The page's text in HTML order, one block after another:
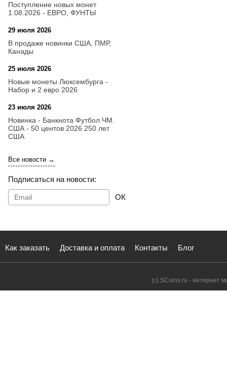
Поступление новых монет
1.08.2026 - ЕВРО, ФУНТЫ
29 июля 2026
В продаже новинки США, ПМР,
Канады
25 июля 2026
Новые монеты Люксембурга -
Набор и 2 евро 2026
23 июля 2026
Новинка - Банкнота Футбол ЧМ.
США - 50 центов 2026 250 лет
США
Все новости →
Подписаться на новости:
ОК
Как заказать Доставка и оплата Контакты Блог
(с) SCoins.ru - интернет